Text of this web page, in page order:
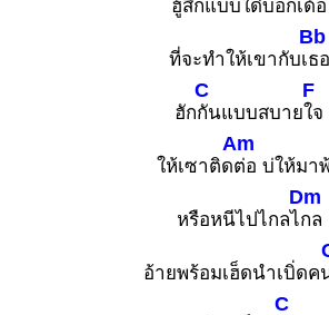
ฮู้สึกแบบใด๋บอกเด้อ
ที่จะทำให้เขากับเ
Bb
ธอ
ฮัก
C
กันแบบสบาย
F
ใจ
ให้เซาติด
Am
ต่อ บ่ให้มา
หรือหนีไปไกลไ
Dm
กล
อ้ายพร้อมเฮ็ดนำเบิ่ดค
C